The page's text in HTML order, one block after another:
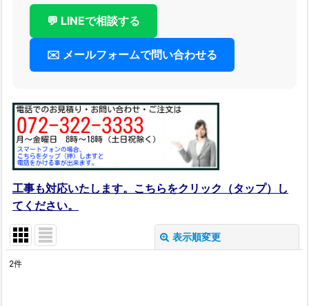
💬 LINEで相談する
✉️ メールフォームで問い合わせる
工事も対応いたします。こちらをクリック（タップ）し
てください。
表示順変更
2件